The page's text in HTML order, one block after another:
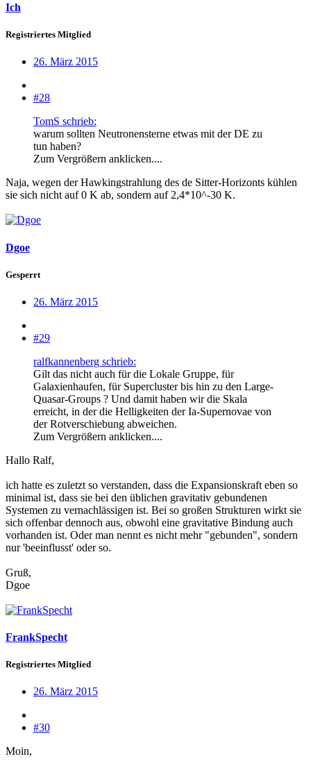
Ich
Registriertes Mitglied
26. März 2015
#28
TomS schrieb:
warum sollten Neutronensterne etwas mit der DE zu
tun haben?
Zum Vergrößern anklicken....
Naja, wegen der Hawkingstrahlung des de Sitter-Horizonts kühlen
sie sich nicht auf 0 K ab, sondern auf 2,4*10^-30 K.
Dgoe
Gesperrt
26. März 2015
#29
ralfkannenberg schrieb:
Gilt das nicht auch für die Lokale Gruppe, für
Galaxienhaufen, für Supercluster bis hin zu den Large-
Quasar-Groups ? Und damit haben wir die Skala
erreicht, in der die Helligkeiten der Ia-Supernovae von
der Rotverschiebung abweichen.
Zum Vergrößern anklicken....
Hallo Ralf,
ich hatte es zuletzt so verstanden, dass die Expansionskraft eben so
minimal ist, dass sie bei den üblichen gravitativ gebundenen
Systemen zu vernachlässigen ist. Bei so großen Strukturen wirkt sie
sich offenbar dennoch aus, obwohl eine gravitative Bindung auch
vorhanden ist. Oder man nennt es nicht mehr "gebunden", sondern
nur 'beeinflusst' oder so.
Gruß,
Dgoe
FrankSpecht
Registriertes Mitglied
26. März 2015
#30
Moin,